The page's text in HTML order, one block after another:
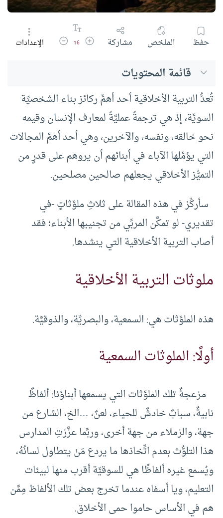
حفظ الملخص مشاركة زيادة حجم الخط
16 تقليل حجم الخط
الإعدادات
قائمة المحتويات
تُعدُّ التربية الأخلاقية أحد أهمِّ ركائز بناء الشخصيِّة
السويِّة، إذ هي ترجمةٌ عمليَّةٌ لمعارف الإنسان وقيمه
نحو خالقه، ونفسه، والآخرين، وهي أحد أهمِّ المجالات
التي يؤمِّلها الآباء في أبنائهم أن يروهم على قدرٍ من
التميُّز الأخلاقي يجعلهم صالحين مصلحين.
سأركِّز في هذه المقالة على ثلاثِ ملوِّثاتٍ -في
تقديري- لو تمكَّن المربِّي من تجنيبها الأبناء؛ فقد
أصاب التربية الأخلاقية التي ينشدها.
ملوثات التربية الأخلاقية
هذه الملوِّثات هي: السمعية، والبصريِّة، والذوقيَّة.
أولًا: الملوثات السمعية
مزعجةٌ تلك الملوِّثات التي يسمعها أبناؤنا: ألفاظٌ
نابيةٌ، سبابٌ خادشٌ للحياء، لعنٌ، …الخ، الشارع من
جهة، والزملاء من جهة أخرى، وربَّما عزَّزتِ المدارس
هذا التلوُّث بعدم اتِّخاذها ما يردع مَنْ يتطاول لسانُهُ،
ويُسمع غيره ألفاظًا هي للسوقيِّة أقرب منها لبيئات
التعليم، ويا أسفاه عندما تخرج بعض تلك الألفاظ مِمَّن
هم في الأساس حاموا حمى الأخلاق.